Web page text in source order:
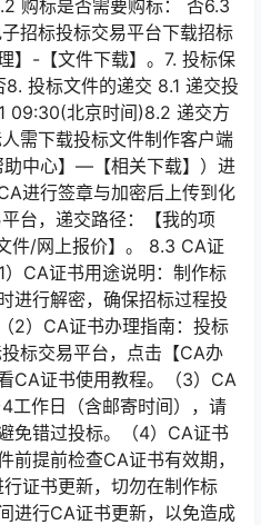
购标是否需要购标： 否6.3
招标投标交易平台下载招标
】-【文件下载】。7. 投标保
投标文件的递交 8.1 递交投
09:30(北京时间)8.2 递交方
需下载投标文件制作客户端
助中心】—【相关下载】）进
进行签章与加密后上传到化
台，递交路径：【我的项
件/网上报价】。 8.3 CA证
CA证书用途说明：制作标
进行解密，确保招标过程投
2）CA证书办理指南：投标
标交易平台，点击【CA办
CA证书使用教程。（3）CA
工作日（含邮寄时间），请
免错过投标。（4）CA证书
前提前检查CA证书有效期，
证书更新，切勿在制作标
进行CA证书更新，以免造成